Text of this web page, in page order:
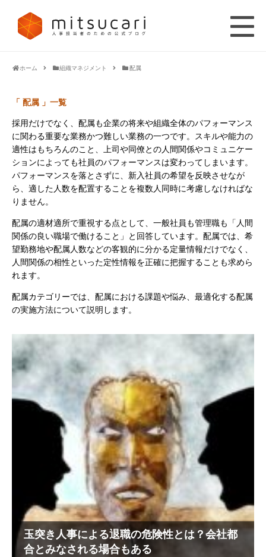
ホーム 組織マネジメント 配属
「 配属 」一覧
採用だけでなく、配属も企業の将来や組織全体のパフォーマンス
に関わる重要な業務かつ難しい業務の一つです。スキルや能力の
適性はもちろんのこと、上司や同僚との人間関係やコミュニケー
ションによっても社員のパフォーマンスは変わってしまいます。
パフォーマンスを落とさずに、新入社員の希望を反映させなが
ら、適した人数を配置することを複数人同時に考慮しなければな
りません。
配属の適材適所で重視する点として、一般社員も管理職も「人間
関係の良い職場で働けること」と回答しています。配属では、希
望勤務地や配属人数などの客観的に分かる定量情報だけでなく、
人間関係の相性といった定性情報を正確に把握することも求めら
れます。
配属カテゴリーでは、配属における課題や悩み、最適化する配属
の実施方法について説明します。
玉突き人事による退職の危険性とは？会社都
合とみなされる場合もある